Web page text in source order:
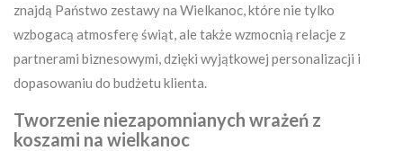
znajdą Państwo zestawy na Wielkanoc, które nie tylko
wzbogacą atmosferę świąt, ale także wzmocnią relacje z
partnerami biznesowymi, dzięki wyjątkowej personalizacji i
dopasowaniu do budżetu klienta.
Tworzenie niezapomnianych wrażeń z
koszami na wielkanoc